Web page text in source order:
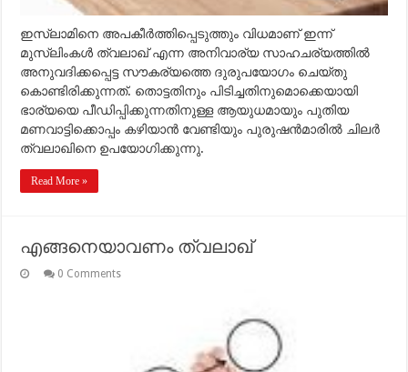
ഇസ്‌ലാമിനെ അപകീര്‍ത്തിപ്പെടുത്തും വിധമാണ് ഇന്ന്
മുസ്‌ലിംകള്‍ ത്വലാഖ് എന്ന അനിവാര്യ സാഹചര്യത്തില്‍
അനുവദിക്കപ്പെട്ട സൗകര്യത്തെ ദുരുപയോഗം ചെയ്തു
കൊണ്ടിരിക്കുന്നത്. തൊട്ടതിനും പിടിച്ചതിനുമൊക്കെയായി
ഭാര്യയെ പീഡിപ്പിക്കുന്നതിനുള്ള ആയുധമായും പുതിയ
മണവാട്ടിക്കൊപ്പം കഴിയാന്‍ വേണ്ടിയും പുരുഷന്‍മാരില്‍ ചിലര്‍
ത്വലാഖിനെ ഉപയോഗിക്കുന്നു.
Read More »
എങ്ങനെയാവണം ത്വലാഖ്‌
0 Comments